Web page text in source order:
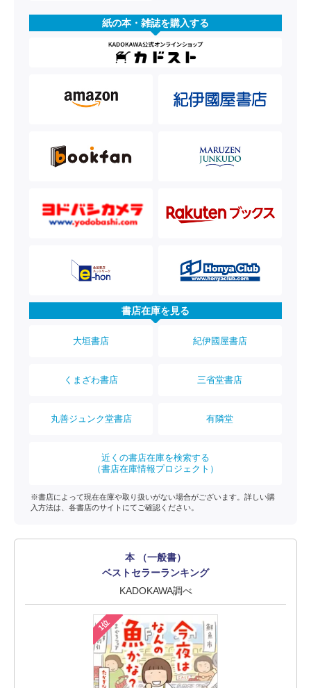
紙の本・雑誌を購入する
書店在庫を見る
大垣書店 紀伊國屋書店
くまざわ書店 三省堂書店
丸善ジュンク堂書店 有隣堂
近くの書店在庫を検索する
（書店在庫情報プロジェクト）
※書店によって現在在庫や取り扱いがない場合がございます。詳しい購
入方法は、各書店のサイトにてご確認ください。
本 （一般書）
ベストセラーランキング
KADOKAWA調べ
1位